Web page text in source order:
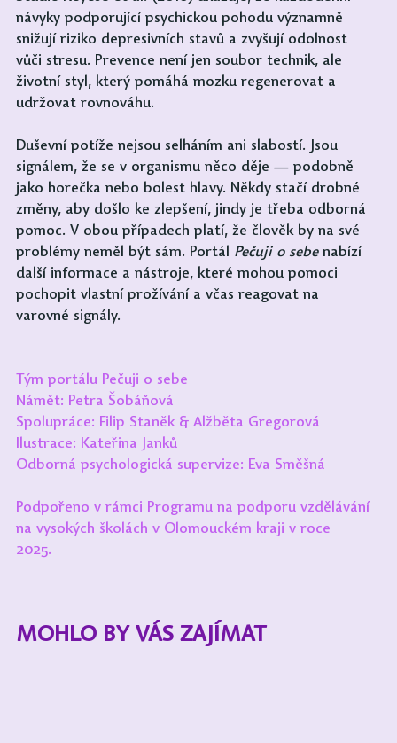
návyky podporující psychickou pohodu významně
snižují riziko depresivních stavů a zvyšují odolnost
vůči stresu. Prevence není jen soubor technik, ale
životní styl, který pomáhá mozku regenerovat a
udržovat rovnováhu.
Duševní potíže nejsou selháním ani slabostí. Jsou
signálem, že se v organismu něco děje — podobně
jako horečka nebo bolest hlavy. Někdy stačí drobné
změny, aby došlo ke zlepšení, jindy je třeba odborná
pomoc. V obou případech platí, že člověk by na své
problémy neměl být sám. Portál Pečuji o sebe nabízí
další informace a nástroje, které mohou pomoci
pochopit vlastní prožívání a včas reagovat na
varovné signály.
Tým portálu Pečuji o sebe
Námět: Petra Šobáňová
Spolupráce: Filip Staněk & Alžběta Gregorová
Ilustrace: Kateřina Janků
Odborná psychologická supervize: Eva Směšná
Podpořeno v rámci Programu na podporu vzdělávání
na vysokých školách v Olomouckém kraji v roce
2025.
MOHLO BY VÁS ZAJÍMAT